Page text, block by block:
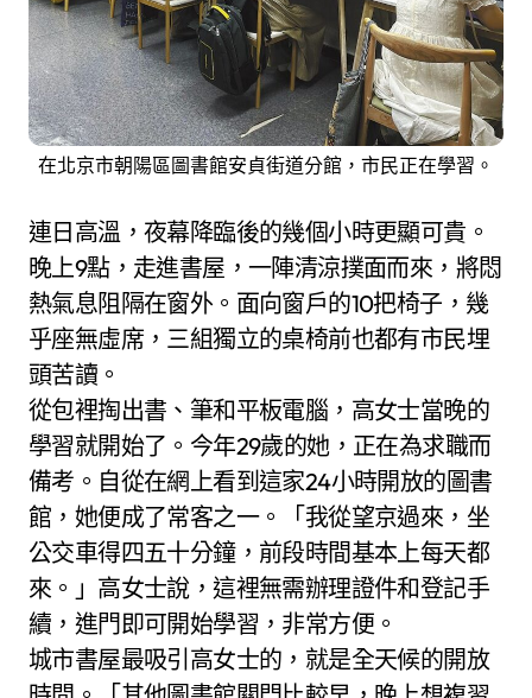
在北京市朝陽區圖書館安貞街道分館，市民正在學習。
連日高溫，夜幕降臨後的幾個小時更顯可貴。
晚上9點，走進書屋，一陣清涼撲面而來，將悶
熱氣息阻隔在窗外。面向窗戶的10把椅子，幾
乎座無虛席，三組獨立的桌椅前也都有市民埋
頭苦讀。
從包裡掏出書、筆和平板電腦，高女士當晚的
學習就開始了。今年29歲的她，正在為求職而
備考。自從在網上看到這家24小時開放的圖書
館，她便成了常客之一。「我從望京過來，坐
公交車得四五十分鐘，前段時間基本上每天都
來。」高女士說，這裡無需辦理證件和登記手
續，進門即可開始學習，非常方便。
城市書屋最吸引高女士的，就是全天候的開放